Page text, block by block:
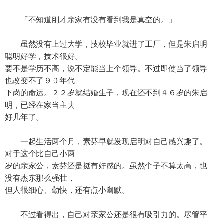
「不知道刚才亲家有没有看到我是真空的。」
虽然没有上过大学，技校毕业就进了工厂，但是朱启明
聪明好学，技术很好。
要不是学历不高，说不定能当上个领导。不过即使当了领导
也改变不了９０年代
下岗的命运。２２岁就结婚生子，现在还不到４６岁的朱启
明，已经在家当主夫
好几年了。
一起生活两个月，素芬早就发现启明对自己感兴趣了。
对于这个比自己小两
岁的亲家公，素芬还是挺有好感的。虽然个子不算太高，也
没有杰东那么强壮，
但人很细心、勤快，还有点小幽默。
不过看得出，自己对亲家公还是很有吸引力的。尽管平